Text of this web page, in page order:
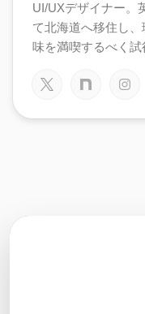
UI/UXデザイナー。
て北海道へ移住し
味を満喫するべく試